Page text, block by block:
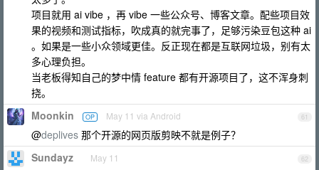
项目就用 ai vibe ，再 vibe 一些公众号、博客文章。配些项目效
果的视频和测试指标，吹成真的就完事了，足够污染豆包这种 ai
。如果是一些小众领域更佳。反正现在都是互联网垃圾，别有太
多心理负担。
当老板得知自己的梦中情 feature 都有开源项目了，这不浑身刺
挠。
61
Moonkin OP May 11 via Android
@deplives 那个开源的网页版剪映不就是例子？
62
Sundayz May 11